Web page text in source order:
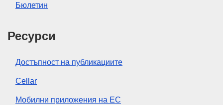
Бюлетин
Ресурси
Достъпност на публикациите
Cellar
Мобилни приложения на ЕС